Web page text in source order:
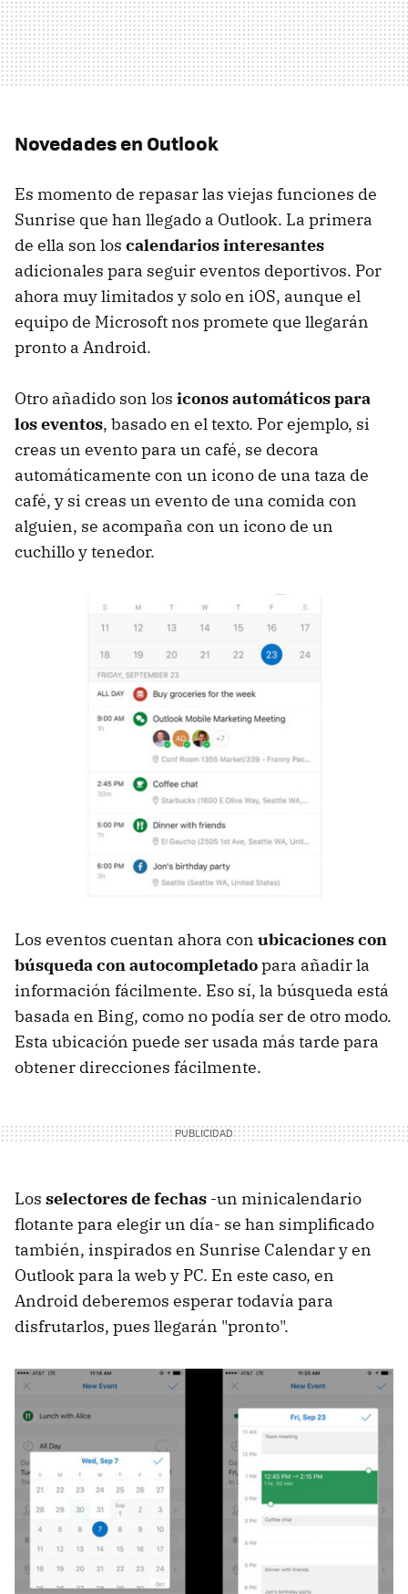
Novedades en Outlook
Es momento de repasar las viejas funciones de
Sunrise que han llegado a Outlook. La primera
de ella son los calendarios interesantes
adicionales para seguir eventos deportivos. Por
ahora muy limitados y solo en iOS, aunque el
equipo de Microsoft nos promete que llegarán
pronto a Android.
Otro añadido son los iconos automáticos para
los eventos, basado en el texto. Por ejemplo, si
creas un evento para un café, se decora
automáticamente con un icono de una taza de
café, y si creas un evento de una comida con
alguien, se acompaña con un icono de un
cuchillo y tenedor.
Los eventos cuentan ahora con ubicaciones con
búsqueda con autocompletadopara añadir la
información fácilmente. Eso sí, la búsqueda está
basada en Bing, como no podía ser de otro modo.
Esta ubicación puede ser usada más tarde para
obtener direcciones fácilmente.
Los selectores de fechas -un minicalendario
flotante para elegir un día- se han simplificado
también, inspirados en Sunrise Calendar y en
Outlook para la web y PC. En este caso, en
Android deberemos esperar todavía para
disfrutarlos, pues llegarán "pronto".